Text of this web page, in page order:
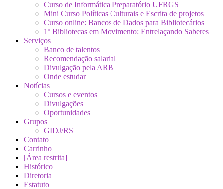
Curso de Informática Preparatório UFRGS
Mini Curso Políticas Culturais e Escrita de projetos
Curso online: Bancos de Dados para Bibliotecários
1º Bibliotecas em Movimento: Entrelaçando Saberes
Serviços
Banco de talentos
Recomendação salarial
Divulgação pela ARB
Onde estudar
Notícias
Cursos e eventos
Divulgações
Oportunidades
Grupos
GIDJ/RS
Contato
Carrinho
[Área restrita]
Histórico
Diretoria
Estatuto